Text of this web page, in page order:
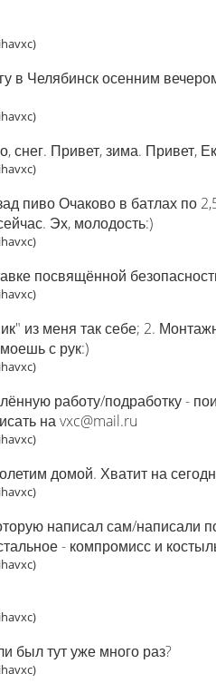
в Челябинск осенним
снег. Привет, зима. Привет,
пиво Очаково в батлах по
Эх, молодость:)
посвящённой
из меня так себе; 2.
с рук:)
работу/подработку -
наvxc@mail.ru
домой. Хватит на
написал сам/написали
- компромисс и
был тут уже много раз?